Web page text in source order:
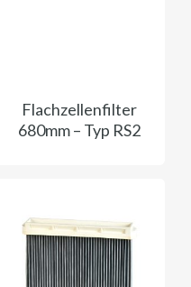
Flachzellenfilter
680mm – Typ RS2